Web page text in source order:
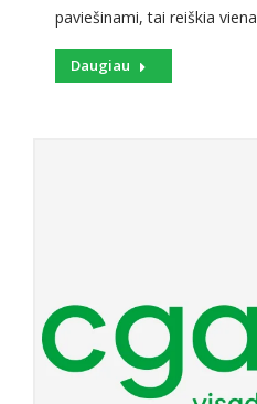
paviešinami, tai reiškia
Daugiau